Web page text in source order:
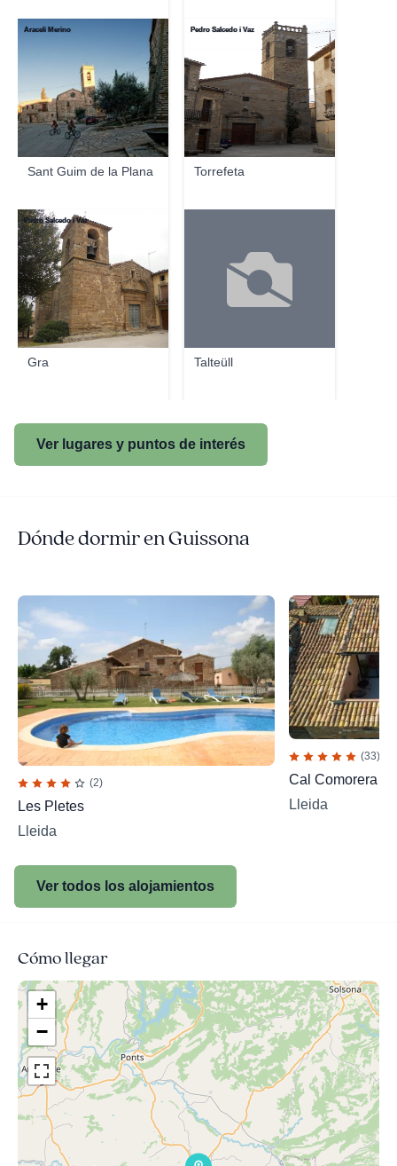
Sant Guim de la Plana
Araceli Merino
Torrefeta
Pedro Salcedo i Vaz
Gra
Pedro Salcedo i Vaz
Talteüll
Ver lugares y puntos de interés
Dónde dormir en Guissona
(2)
Les Pletes
Lleida
(33)
Cal Comorera
Lleida
Ver todos los alojamientos
Cómo llegar
+
−